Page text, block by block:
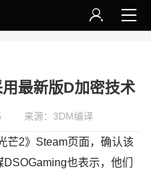
用最新版D加密技术
来源：3DM编译
芒2》Steam页面，确认该
也表示，他们